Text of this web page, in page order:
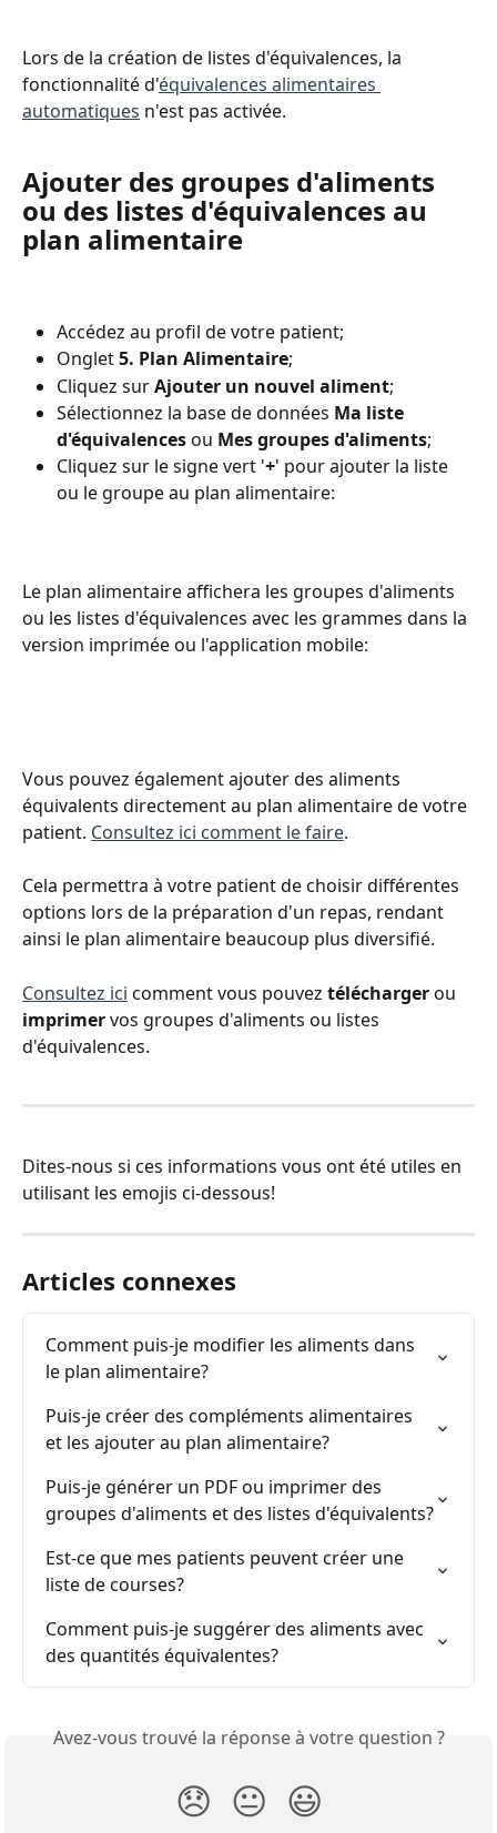
Lors de la création de listes d'équivalences, la
fonctionnalité d'équivalences alimentaires
automatiques n'est pas activée.
Ajouter des groupes d'aliments
ou des listes d'équivalences au
plan alimentaire
Accédez au profil de votre patient;
Onglet 5. Plan Alimentaire;
Cliquez sur Ajouter un nouvel aliment;
Sélectionnez la base de données Ma liste
d'équivalences ou Mes groupes d'aliments;
Cliquez sur le signe vert '+' pour ajouter la liste
ou le groupe au plan alimentaire:
Le plan alimentaire affichera les groupes d'aliments
ou les listes d'équivalences avec les grammes dans la
version imprimée ou l'application mobile:
Vous pouvez également ajouter des aliments
équivalents directement au plan alimentaire de votre
patient. Consultez ici comment le faire.
Cela permettra à votre patient de choisir différentes
options lors de la préparation d'un repas, rendant
ainsi le plan alimentaire beaucoup plus diversifié.
Consultez ici comment vous pouvez télécharger ou
imprimer vos groupes d'aliments ou listes
d'équivalences.
Dites-nous si ces informations vous ont été utiles en
utilisant les emojis ci-dessous!
Articles connexes
Comment puis-je modifier les aliments dans
le plan alimentaire?
Puis-je créer des compléments alimentaires
et les ajouter au plan alimentaire?
Puis-je générer un PDF ou imprimer des
groupes d'aliments et des listes d'équivalents?
Est-ce que mes patients peuvent créer une
liste de courses?
Comment puis-je suggérer des aliments avec
des quantités équivalentes?
Avez-vous trouvé la réponse à votre question ?
😞 😐 😃